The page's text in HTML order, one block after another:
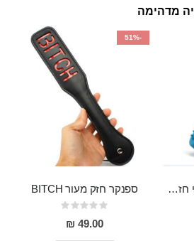
מדהימה
"Artur" רוקט פוקט מקצועי חזק במיוחד
-51%
ספנקר חזק מעור BITCH
Rating:
0%
49.00 ₪